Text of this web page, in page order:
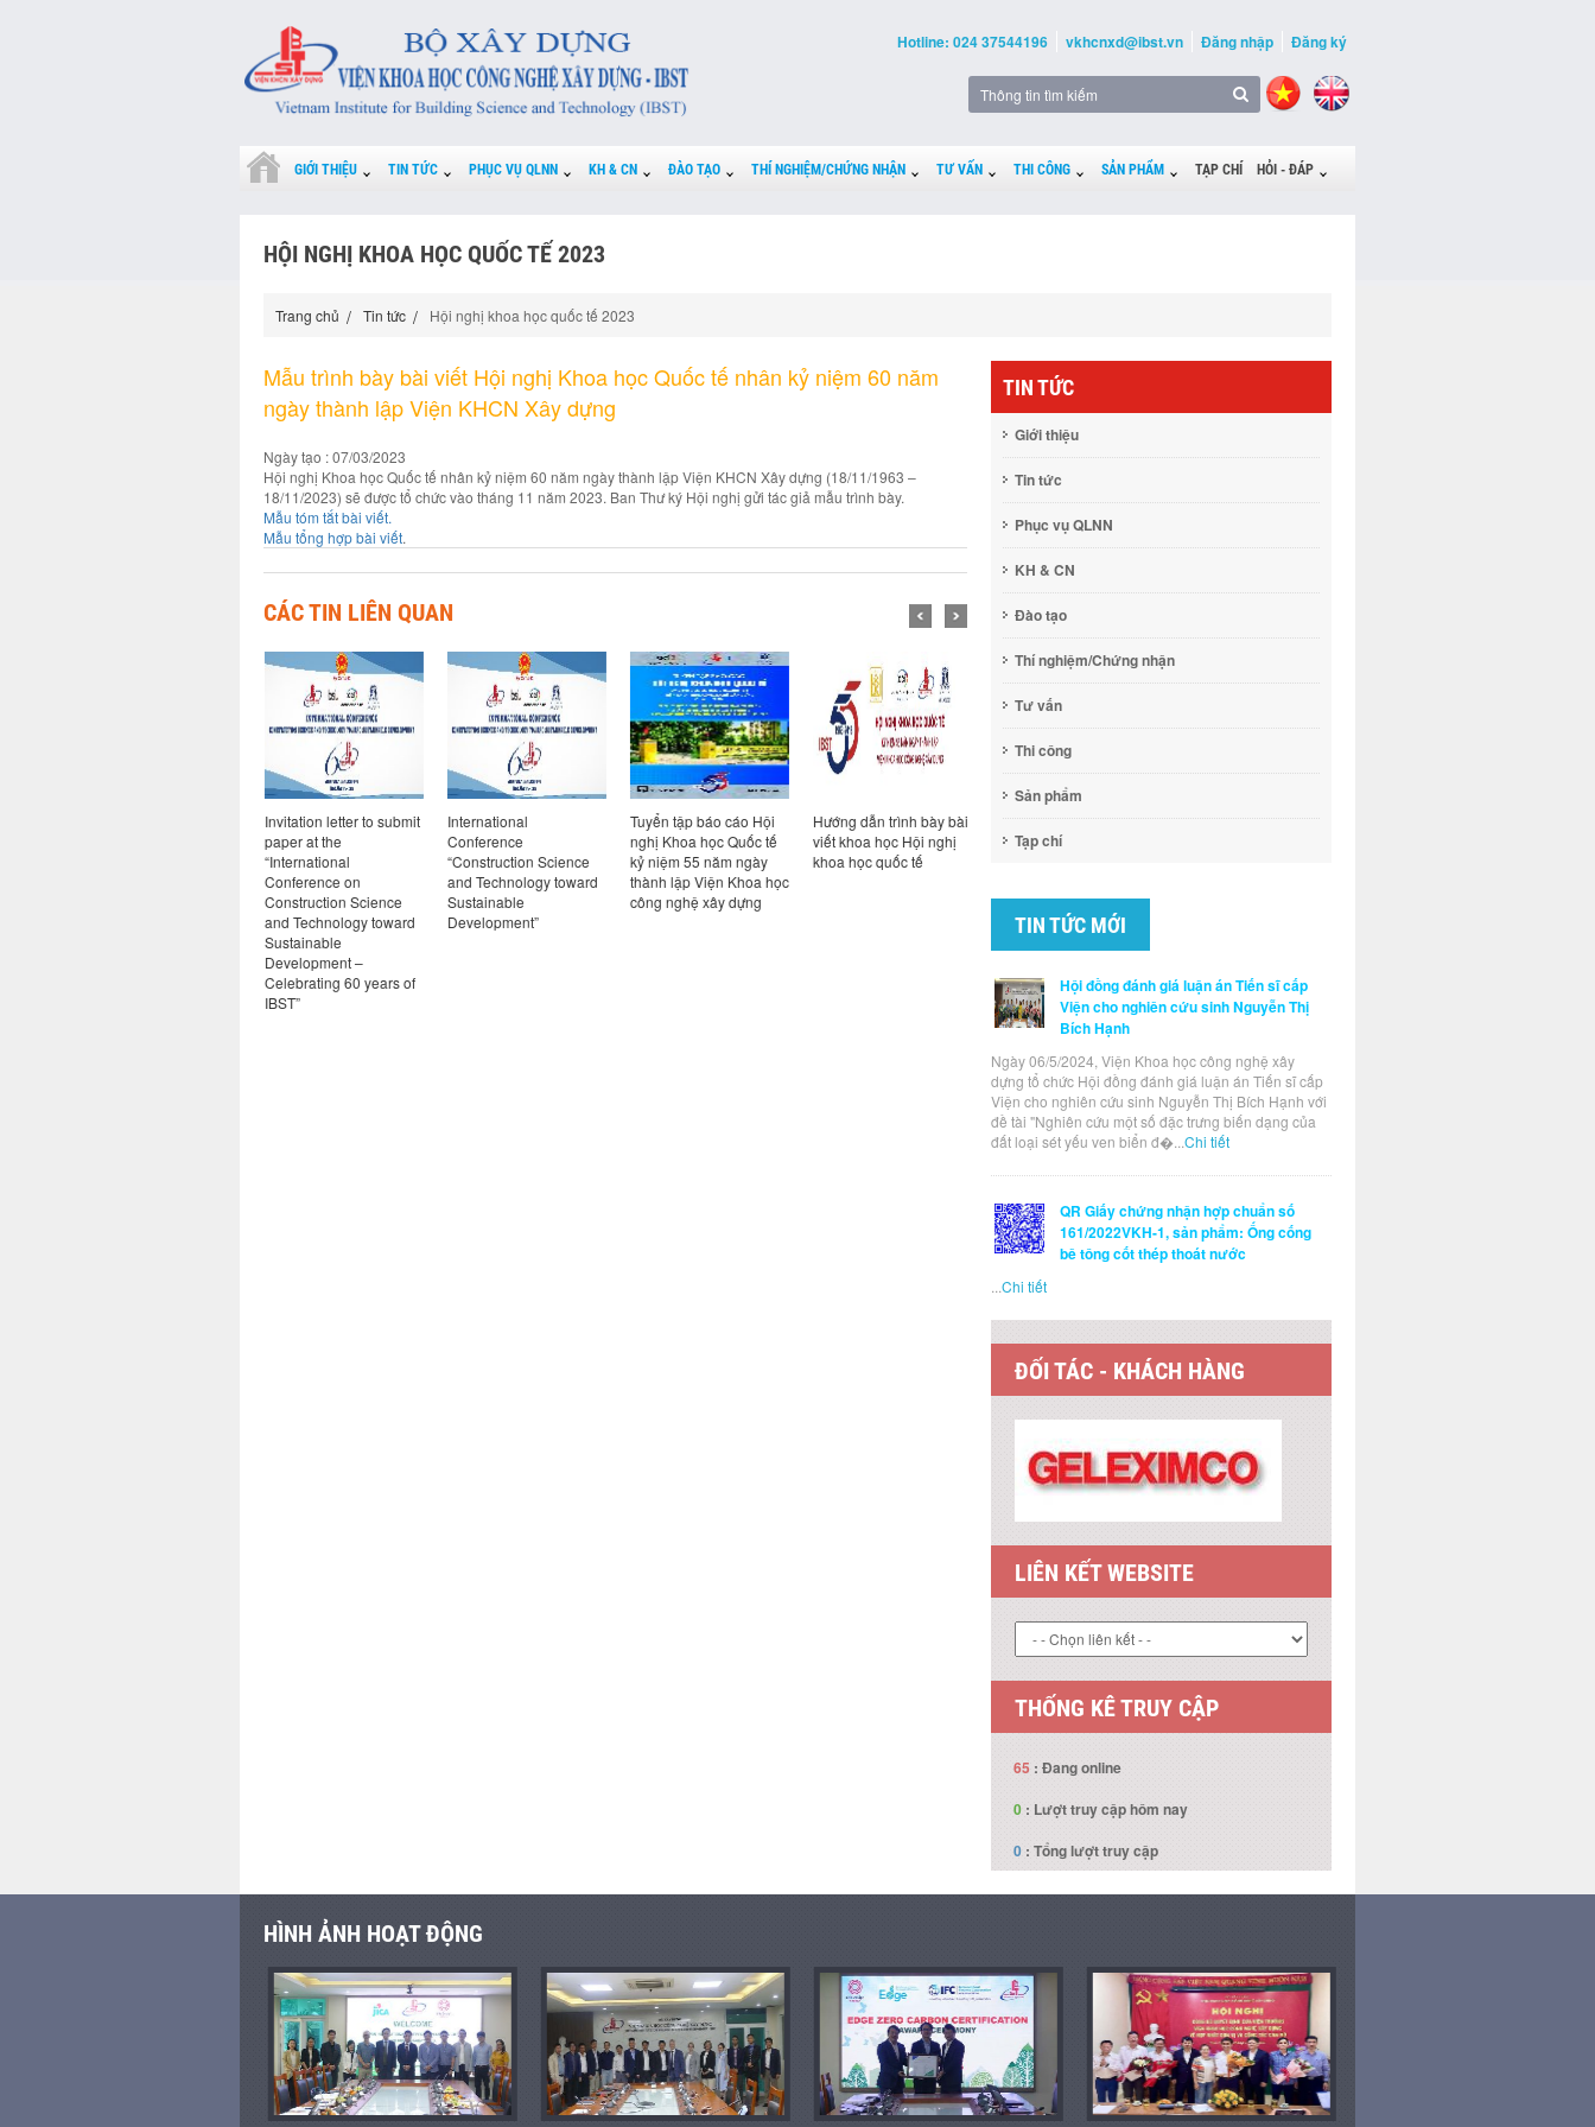
Hotline: 024 37544196 vkhcnxd@ibst.vn Đăng nhập Đăng ký
GIỚI THIỆU TIN TỨC PHỤC VỤ QLNN KH & CN ĐÀO TẠO THÍ NGHIỆM/CHỨNG NHẬN TƯ VẤN THI CÔNG SẢN PHẨM TẠP CHÍ HỎI - ĐÁP
HỘI NGHỊ KHOA HỌC QUỐC TẾ 2023
Trang chủ Tin tức Hội nghị khoa học quốc tế 2023
Mẫu trình bày bài viết Hội nghị Khoa học Quốc tế nhân kỷ niệm 60 năm
ngày thành lập Viện KHCN Xây dựng
Ngày tạo : 07/03/2023
Hội nghị Khoa học Quốc tế nhân kỷ niệm 60 năm ngày thành lập Viện KHCN Xây dựng (18/11/1963 –
18/11/2023) sẽ được tổ chức vào tháng 11 năm 2023. Ban Thư ký Hội nghị gửi tác giả mẫu trình bày.
Mẫu tóm tắt bài viết.
Mẫu tổng hợp bài viết.
CÁC TIN LIÊN QUAN
Invitation letter to submit
paper at the
“International
Conference on
Construction Science
and Technology toward
Sustainable
Development –
Celebrating 60 years of
IBST”
International
Conference
“Construction Science
and Technology toward
Sustainable
Development”
Tuyển tập báo cáo Hội
nghị Khoa học Quốc tế
kỷ niệm 55 năm ngày
thành lập Viện Khoa học
công nghệ xây dựng
Hướng dẫn trình bày bài
viết khoa học Hội nghị
khoa học quốc tế
Thông báo gửi bài viết
và tham gia Hội nghị
TIN TỨC
Giới thiệu
Tin tức
Phục vụ QLNN
KH & CN
Đào tạo
Thí nghiệm/Chứng nhận
Tư vấn
Thi công
Sản phẩm
Tạp chí
TIN TỨC MỚI
Hội đồng đánh giá luận án Tiến sĩ cấp
Viện cho nghiên cứu sinh Nguyễn Thị
Bích Hạnh
Ngày 06/5/2024, Viện Khoa học công nghệ xây
dựng tổ chức Hội đồng đánh giá luận án Tiến sĩ cấp
Viện cho nghiên cứu sinh Nguyễn Thị Bích Hạnh với
đề tài "Nghiên cứu một số đặc trưng biến dạng của
đất loại sét yếu ven biển đ�...Chi tiết
QR Giấy chứng nhận hợp chuẩn số
161/2022VKH-1, sản phẩm: Ống cống
bê tông cốt thép thoát nước
...Chi tiết
ĐỐI TÁC - KHÁCH HÀNG
LIÊN KẾT WEBSITE
THỐNG KÊ TRUY CẬP
65 : Đang online
0: Lượt truy cập hôm nay
HÌNH ẢNH HOẠT ĐỘNG